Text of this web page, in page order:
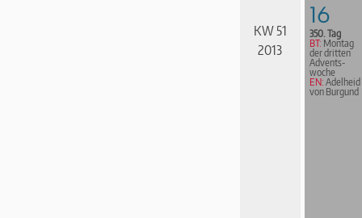
KW 51
2013
16
350. Tag
BT: Montag
der dritten
Advents­
woche
EN: Adelheid
von Burgund